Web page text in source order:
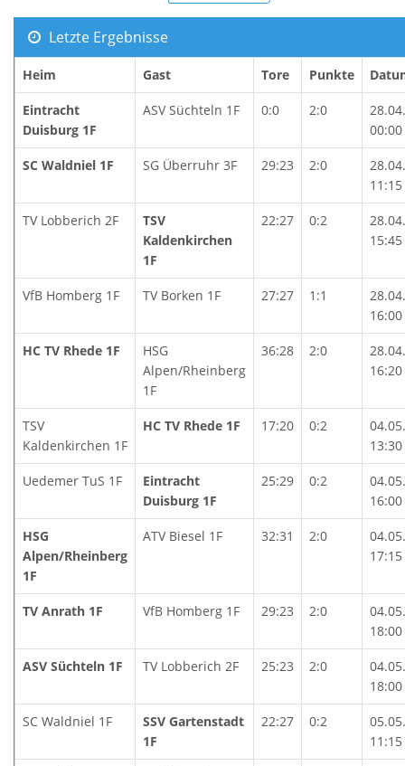
Letzte Ergebnisse
Heim Gast Tore Punkte
Eintracht
Duisburg 1F
ASV Süchteln 1F 0:0 2:0
00:00
SC Waldniel 1F SG Überruhr 3F 29:23 2:0
11:15
TV Lobberich 2F
TSV
Kaldenkirchen
1F
22:27 0:2
15:45
VfB Homberg 1F TV Borken 1F 27:27 1:1
16:00
HC TV Rhede 1F
HSG
Alpen/Rheinberg
1F
36:28 2:0
16:20
TSV
Kaldenkirchen 1F
HC TV Rhede 1F 17:20 0:2
13:30
Uedemer TuS 1F
Eintracht
Duisburg 1F
25:29 0:2
16:00
HSG
Alpen/Rheinberg
1F
ATV Biesel 1F 32:31 2:0
17:15
TV Anrath 1F VfB Homberg 1F 29:23 2:0
18:00
ASV Süchteln 1F TV Lobberich 2F 25:23 2:0
18:00
SC Waldniel 1F
SSV Gartenstadt
1F
22:27 0:2
11:15